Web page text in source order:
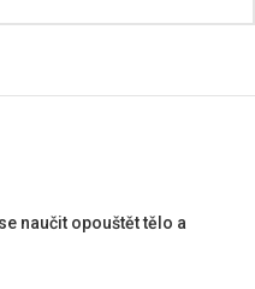
naučit opouštět tělo a